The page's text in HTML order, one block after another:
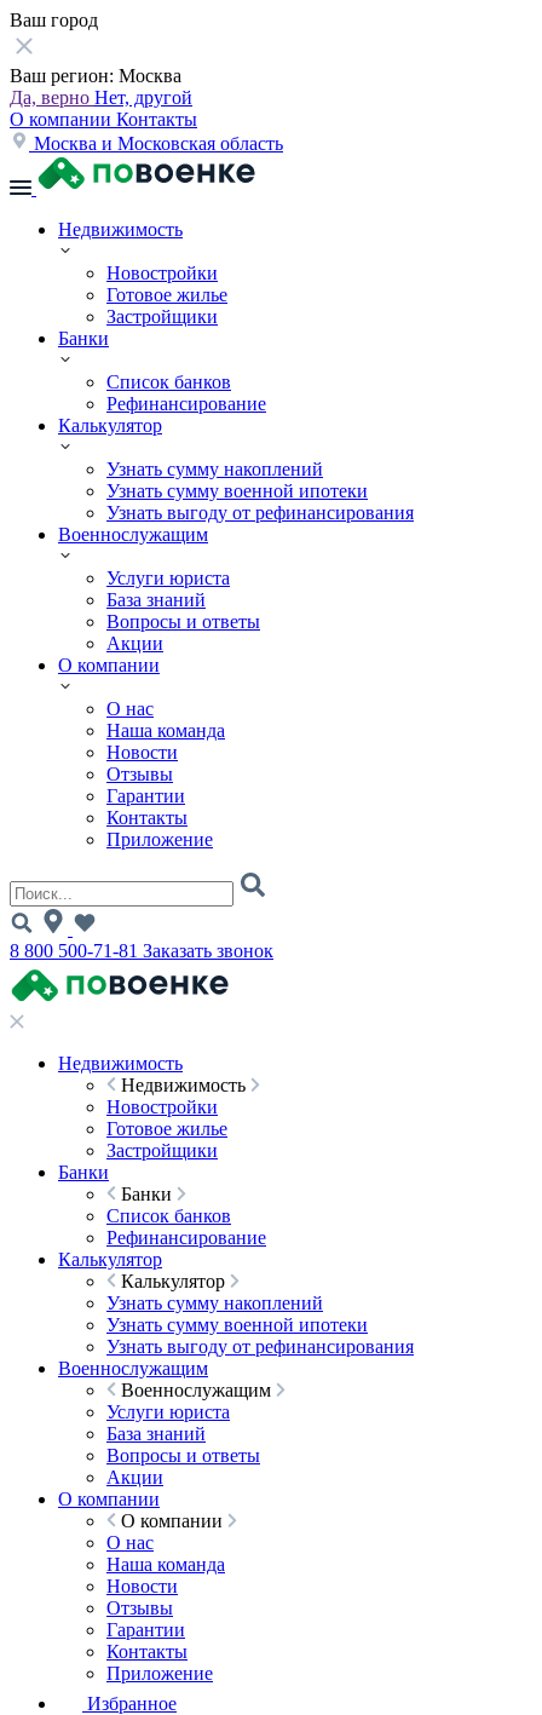
Ваш город
Ваш регион: Москва
Да, верно Нет, другой
О компании Контакты
Москва и Московская область
Недвижимость
Новостройки
Готовое жилье
Застройщики
Банки
Список банков
Рефинансирование
Калькулятор
Узнать сумму накоплений
Узнать сумму военной ипотеки
Узнать выгоду от рефинансирования
Военнослужащим
Услуги юриста
База знаний
Вопросы и ответы
Акции
О компании
О нас
Наша команда
Новости
Отзывы
Гарантии
Контакты
Приложение
8 800 500-71-81 Заказать звонок
Недвижимость
Недвижимость
Новостройки
Готовое жилье
Застройщики
Банки
Банки
Список банков
Рефинансирование
Калькулятор
Калькулятор
Узнать сумму накоплений
Узнать сумму военной ипотеки
Узнать выгоду от рефинансирования
Военнослужащим
Военнослужащим
Услуги юриста
База знаний
Вопросы и ответы
Акции
О компании
О компании
О нас
Наша команда
Новости
Отзывы
Гарантии
Контакты
Приложение
Избранное